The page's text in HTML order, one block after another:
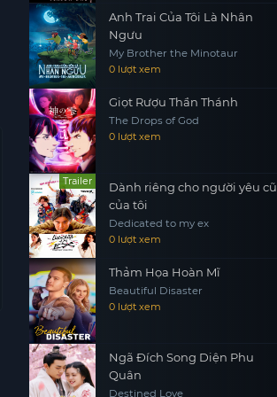
Anh Trai Của Tôi Là Nhân
Ngưu
My Brother the Minotaur
0 lượt xem
Giọt Rượu Thần Thánh
The Drops of God
0 lượt xem
Trailer
Dành riêng cho người yêu cũ
của tôi
Dedicated to my ex
0 lượt xem
Thảm Họa Hoàn Mĩ
Beautiful Disaster
0 lượt xem
Ngã Đích Song Diện Phu
Quân
Destined Love